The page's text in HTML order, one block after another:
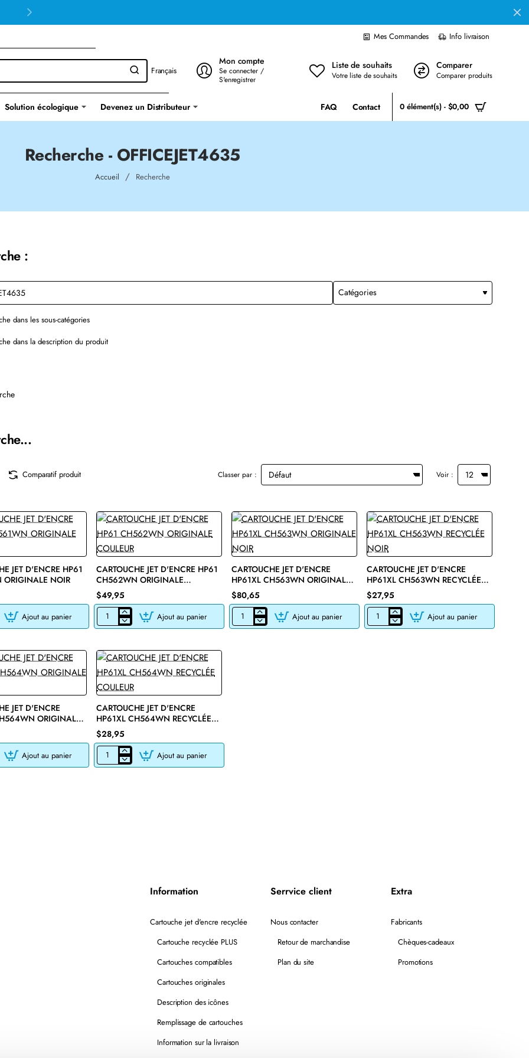
Mes Commandes Info livraison
Français
Mon compte
Se connecter /
S'enregistrer
Liste de souhaits
Votre liste de souhaits
Comparer
Comparer produits
Solution écologique Devenez un Distributeur FAQ Contact 0 élément(s) - $0,00
Recherche - OFFICEJET4635
AccueilhomeRecherche
:
dans les sous-catégories
dans la description du produit
Comparatif produit Classer par : Voir :
JET D'ENCRE HP61
NOIR
Ajout au panier
CARTOUCHE JET D'ENCRE HP61
CH562WN ORIGINALE
COULEUR
$49,95
CARTOUCHE
JET
HP61
CH562WN
ORIGINALE
COULEUR
Ajout au panier
CARTOUCHE JET D'ENCRE
HP61XL CH563WN ORIGINALE
NOIR
$80,65
CARTOUCHE
JET
Ajout au panier
🔥 Bestseller
CARTOUCHE JET D'ENCRE
HP61XL CH563WN RECYCLÉE
NOIR
$27,95
CARTOUCHE
JET
Ajout au panier
JET D'ENCRE
ORIGINALE
Ajout au panier
CARTOUCHE JET D'ENCRE
HP61XL CH564WN RECYCLÉE
COULEUR
$28,95
CARTOUCHE
JET
Ajout au panier
Information
Cartouche jet d'encre recyclée
Cartouche recyclée PLUS
Cartouches compatibles
Cartouches originales
Description des icônes
Remplissage de cartouches
Information sur la livraison
Serrvice client
Nous contacter
Retour de marchandise
Plan du site
Extra
Fabricants
Chèques-cadeaux
Promotions